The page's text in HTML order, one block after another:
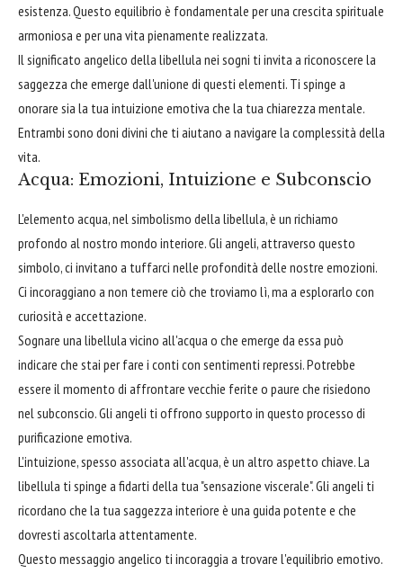
esistenza. Questo equilibrio è fondamentale per una crescita spirituale
armoniosa e per una vita pienamente realizzata.
Il significato angelico della libellula nei sogni ti invita a riconoscere la
saggezza che emerge dall'unione di questi elementi. Ti spinge a
onorare sia la tua intuizione emotiva che la tua chiarezza mentale.
Entrambi sono doni divini che ti aiutano a navigare la complessità della
vita.
Acqua: Emozioni, Intuizione e Subconscio
L'elemento acqua, nel simbolismo della libellula, è un richiamo
profondo al nostro mondo interiore. Gli angeli, attraverso questo
simbolo, ci invitano a tuffarci nelle profondità delle nostre emozioni.
Ci incoraggiano a non temere ciò che troviamo lì, ma a esplorarlo con
curiosità e accettazione.
Sognare una libellula vicino all'acqua o che emerge da essa può
indicare che stai per fare i conti con sentimenti repressi. Potrebbe
essere il momento di affrontare vecchie ferite o paure che risiedono
nel subconscio. Gli angeli ti offrono supporto in questo processo di
purificazione emotiva.
L'intuizione, spesso associata all'acqua, è un altro aspetto chiave. La
libellula ti spinge a fidarti della tua "sensazione viscerale". Gli angeli ti
ricordano che la tua saggezza interiore è una guida potente e che
dovresti ascoltarla attentamente.
Questo messaggio angelico ti incoraggia a trovare l'equilibrio emotivo.